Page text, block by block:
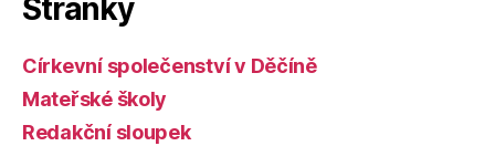
Stránky
Církevní společenství v Děčíně
Mateřské školy
Redakční sloupek